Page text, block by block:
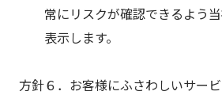
常にリスクが確認できるよう
表示します。
方針６．お客様にふさわしいサー